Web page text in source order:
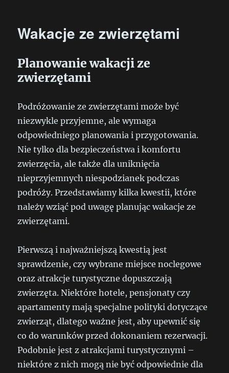
Wakacje ze zwierzętami
Planowanie wakacji ze
zwierzętami
Podróżowanie ze zwierzętami może być
niezwykle przyjemne, ale wymaga
odpowiedniego planowania i przygotowania.
Nie tylko dla bezpieczeństwa i komfortu
zwierzęcia, ale także dla uniknięcia
nieprzyjemnych niespodzianek podczas
podróży. Przedstawiamy kilka kwestii, które
należy wziąć pod uwagę planując wakacje ze
zwierzętami.
Pierwszą i najważniejszą kwestią jest
sprawdzenie, czy wybrane miejsce noclegowe
oraz atrakcje turystyczne dopuszczają
zwierzęta. Niektóre hotele, pensjonaty czy
apartamenty mają specjalne polityki dotyczące
zwierząt, dlatego ważne jest, aby upewnić się
co do warunków przed dokonaniem rezerwacji.
Podobnie jest z atrakcjami turystycznymi –
niektóre z nich mogą nie być odpowiednie dla